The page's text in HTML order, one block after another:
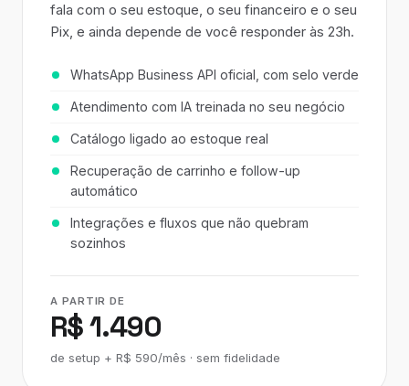
fala com o seu estoque, o seu financeiro e o seu
Pix, e ainda depende de você responder às 23h.
WhatsApp Business API oficial, com selo verde
Atendimento com IA treinada no seu negócio
Catálogo ligado ao estoque real
Recuperação de carrinho e follow-up
automático
Integrações e fluxos que não quebram
sozinhos
A PARTIR DE
R$ 1.490
de setup + R$ 590/mês · sem fidelidade